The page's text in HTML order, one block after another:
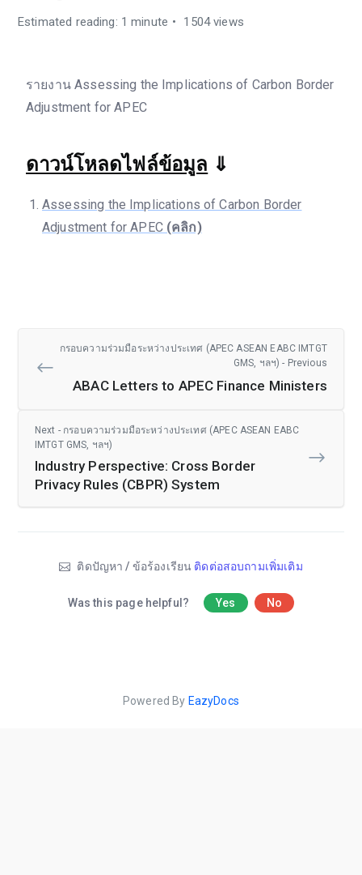
Estimated reading: 1 minute 1504 views
รายงาน Assessing the Implications of Carbon Border
Adjustment for APEC
ดาวน์โหลดไฟล์ข้อมูล ⇓
Assessing the Implications of Carbon Border
Adjustment for APEC (คลิก)
กรอบความร่วมมือระหว่างประเทศ (APEC ASEAN EABC IMTGT
GMS, ฯลฯ) - Previous
ABAC Letters to APEC Finance Ministers
Next - กรอบความร่วมมือระหว่างประเทศ (APEC ASEAN EABC
IMTGT GMS, ฯลฯ)
Industry Perspective: Cross Border
Privacy Rules (CBPR) System
ติดปัญหา / ข้อร้องเรียน ติดต่อสอบถามเพิ่มเติม
Was this page helpful? Yes No
Powered By EazyDocs